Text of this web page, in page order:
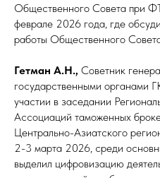
Общественного Совета при
феврале 2026 года, где
работы Общественного
Гетман А.Н., Советник
государственными органами
участии в заседании
Ассоциаций таможенных
Центрально-Азиатского
2-3 марта 2026, среди
выделил цифровизацию